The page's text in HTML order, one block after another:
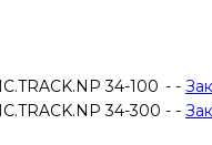
34-100 - -
34-300 - -